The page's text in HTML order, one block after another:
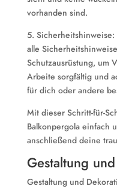
vorhanden sind.
5.
alle
Schutzausrüstung, um
Arbeite sorgfältig und
für dich oder andere
Mit dieser Schritt-für-
Balkonpergola einfach
anschließend deine
Gestaltung
Gestaltung und